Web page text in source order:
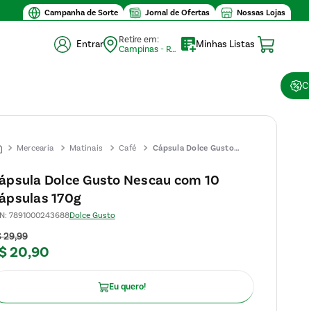
Campanha de Sorte Jornal de Ofertas Nossas Lojas
Entrar
Retire em:
Campinas - Retirada (10)
Minhas Listas
Mercearia
Matinais Café
Cápsula Dolce Gusto
170g
Dolce Gusto Nescau com 10
170g
: 7891000243688Dolce Gusto
29,99
20,90
Eu quero!